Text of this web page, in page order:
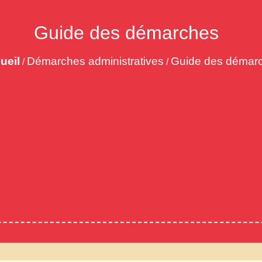
Guide des démarches
/ Démarches administratives / Guide des